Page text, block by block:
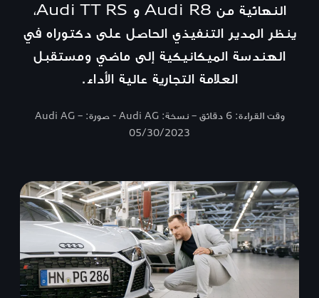
النهائية من Audi R8 و Audi TT RS،
ينظر المدير التنفيذي الحاصل على دكتوراه في
الهندسة الميكانيكية إلى ماضي ومستقبل
العلامة التجارية عالية الأداء.
وقت القراءة: 6 دقائق – نسخة: Audi AG - صورة: Audi AG –
05/30/2023